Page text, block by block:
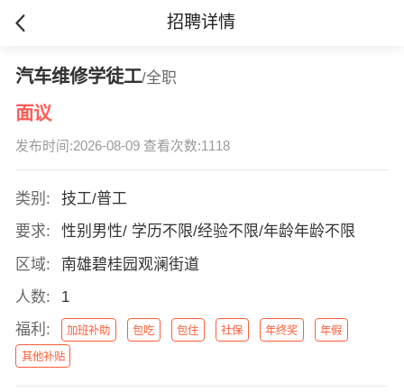
招聘详情
汽车维修学徒工/全职
面议
发布时间:2026-08-09 查看次数:1118
类别:
技工/普工
要求:
性别男性/ 学历不限/经验不限/年龄年龄不限
区域:
南雄碧桂园观澜街道
人数:
1
福利:
加班补助 包吃 包住 社保 年终奖 年假
其他补贴